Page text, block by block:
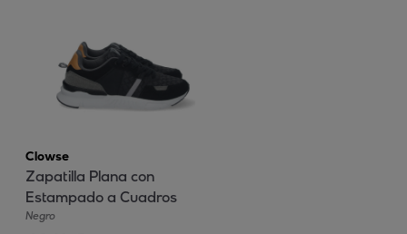
Clowse
Zapatilla Plana con
Estampado a Cuadros
Negro